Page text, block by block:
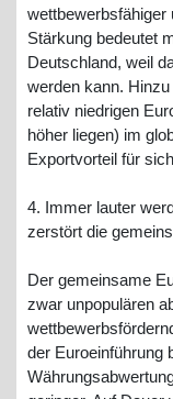
wettbewerbsfähiger
Stärkung bedeutet
Deutschland, weil
werden kann.
relativ niedrigen
höher liegen) im
Exportvorteil für
4. Immer lauter
zerstört die
Der gemeinsame
zwar unpopulären
der Euroeinführung